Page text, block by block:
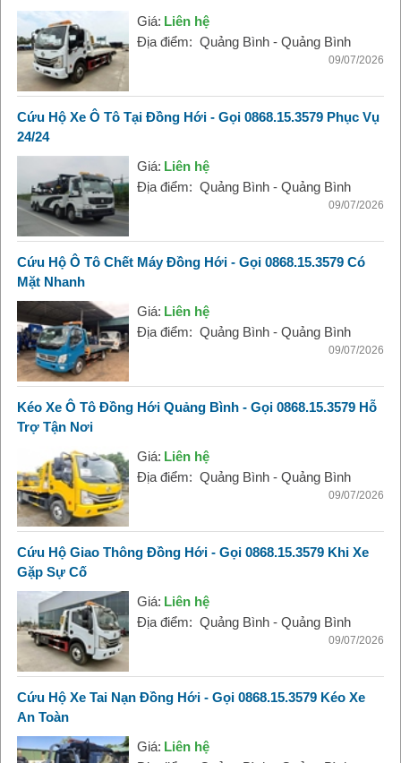
Giá: Liên hệ
Địa điểm: Quảng Bình - Quảng Bình
09/07/2026
Cứu Hộ Xe Ô Tô Tại Đồng Hới - Gọi 0868.15.3579 Phục Vụ
24/24
Giá: Liên hệ
Địa điểm: Quảng Bình - Quảng Bình
09/07/2026
Cứu Hộ Ô Tô Chết Máy Đồng Hới - Gọi 0868.15.3579 Có
Mặt Nhanh
Giá: Liên hệ
Địa điểm: Quảng Bình - Quảng Bình
09/07/2026
Kéo Xe Ô Tô Đồng Hới Quảng Bình - Gọi 0868.15.3579 Hỗ
Trợ Tận Nơi
Giá: Liên hệ
Địa điểm: Quảng Bình - Quảng Bình
09/07/2026
Cứu Hộ Giao Thông Đồng Hới - Gọi 0868.15.3579 Khi Xe
Gặp Sự Cố
Giá: Liên hệ
Địa điểm: Quảng Bình - Quảng Bình
09/07/2026
Cứu Hộ Xe Tai Nạn Đồng Hới - Gọi 0868.15.3579 Kéo Xe
An Toàn
Giá: Liên hệ